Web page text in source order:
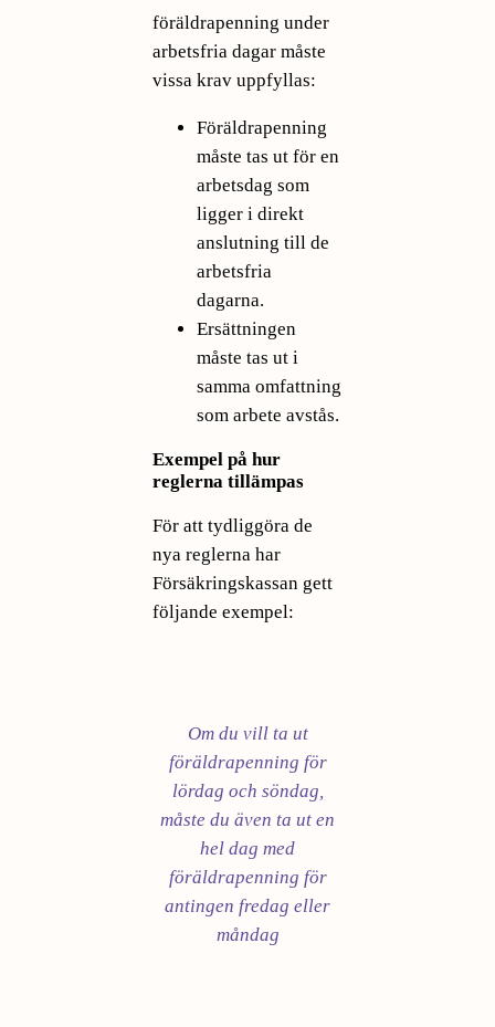
föräldrapenning under
arbetsfria dagar måste
vissa krav uppfyllas:
Föräldrapenning
måste tas ut för en
arbetsdag som
ligger i direkt
anslutning till de
arbetsfria
dagarna.
Ersättningen
måste tas ut i
samma omfattning
som arbete avstås.
Exempel på hur
reglerna tillämpas
För att tydliggöra de
nya reglerna har
Försäkringskassan gett
följande exempel:
Om du vill ta ut
föräldrapenning för
lördag och söndag,
måste du även ta ut en
hel dag med
föräldrapenning för
antingen fredag eller
måndag